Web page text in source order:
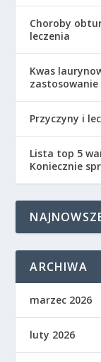
Choroby
leczenia
Kwas
Przyczyny i
Lista top 5
Koniecznie
ARCHIWA
marzec 2026
luty 2026